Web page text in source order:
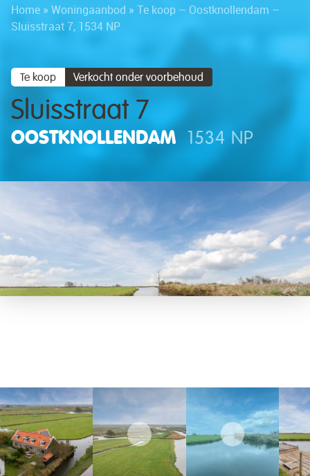
Home » Woningaanbod » Te koop – Oostknollendam –
Sluisstraat 7, 1534 NP
Te koop Verkocht onder voorbehoud
Sluisstraat 7
OOSTKNOLLENDAM 1534 NP
– Sluisstraat 7, 1534